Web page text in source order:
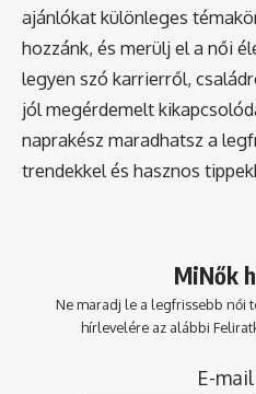
ajánlókat különleges
hozzánk, és merülj el a női
legyen szó karrierről,
jól megérdemelt
naprakész maradhatsz a
trendekkel és hasznos
MiNők
Ne maradj le a legfrissebb női
hírlevelére az alábbi
E-